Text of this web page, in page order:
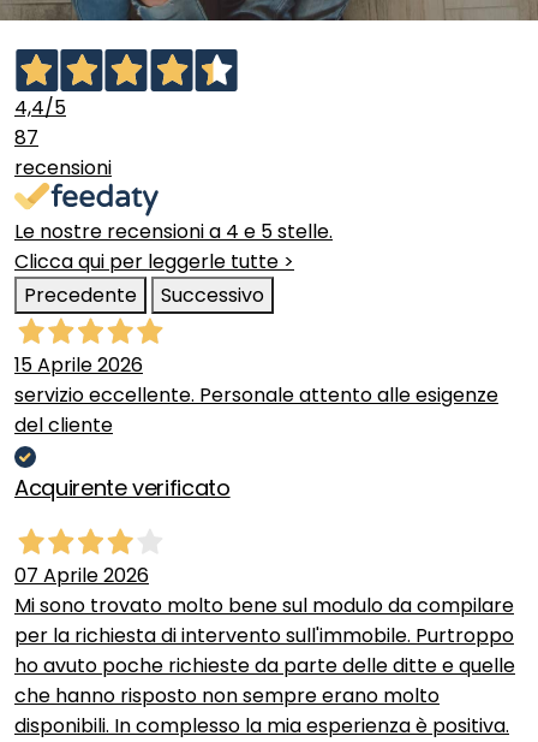
4,4/5
87
recensioni
Le nostre recensioni a 4 e 5 stelle.
Clicca qui per leggerle tutte >
Precedente
Successivo
15 Aprile 2026
servizio eccellente. Personale attento alle esigenze
del cliente
Acquirente verificato
07 Aprile 2026
Mi sono trovato molto bene sul modulo da compilare
per la richiesta di intervento sull'immobile. Purtroppo
ho avuto poche richieste da parte delle ditte e quelle
che hanno risposto non sempre erano molto
disponibili. In complesso la mia esperienza è positiva.